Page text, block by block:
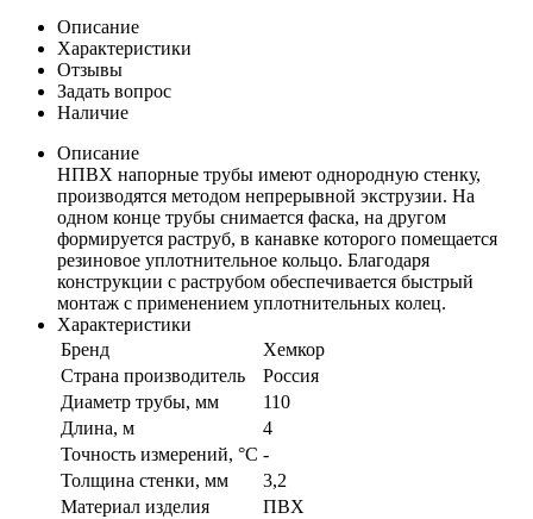
Описание
Характеристики
Отзывы
Задать вопрос
Наличие
Описание
НПВХ напорные трубы имеют однородную стенку,
производятся методом непрерывной экструзии. На
одном конце трубы снимается фаска, на другом
формируется раструб, в канавке которого помещается
резиновое уплотнительное кольцо. Благодаря
конструкции с раструбом обеспечивается быстрый
монтаж с применением уплотнительных колец.
Характеристики
Бренд
Хемкор
Страна производитель
Россия
Диаметр трубы, мм
110
Длина, м
4
Точность измерений, °C -
Толщина стенки, мм
3,2
Материал изделия
ПВХ